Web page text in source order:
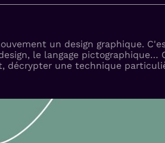
un design graphique.
le langage pictographique…
une technique